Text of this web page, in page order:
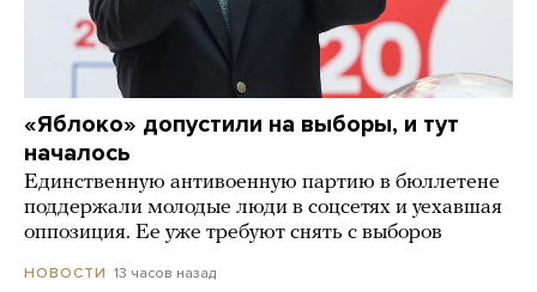
«Яблоко» допустили на выборы, и тут
началось
Единственную антивоенную партию в бюллетене
поддержали молодые люди в соцсетях и уехавшая
оппозиция. Ее уже требуют снять с выборов
НОВОСТИ 13 часов назад